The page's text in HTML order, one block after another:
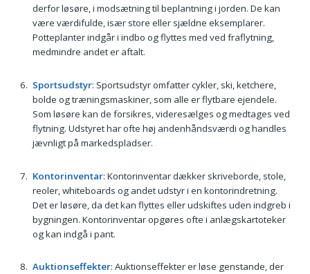
derfor løsøre, i modsætning til beplantning i jorden. De kan
være værdifulde, især store eller sjældne eksemplarer.
Potteplanter indgår i indbo og flyttes med ved fraflytning,
medmindre andet er aftalt.
Sportsudstyr: Sportsudstyr omfatter cykler, ski, ketchere,
bolde og træningsmaskiner, som alle er flytbare ejendele.
Som løsøre kan de forsikres, videresælges og medtages ved
flytning. Udstyret har ofte høj andenhåndsværdi og handles
jævnligt på markedspladser.
Kontorinventar: Kontorinventar dækker skriveborde, stole,
reoler, whiteboards og andet udstyr i en kontorindretning.
Det er løsøre, da det kan flyttes eller udskiftes uden indgreb i
bygningen. Kontorinventar opgøres ofte i anlægskartoteker
og kan indgå i pant.
Auktionseffekter: Auktionseffekter er løse genstande, der